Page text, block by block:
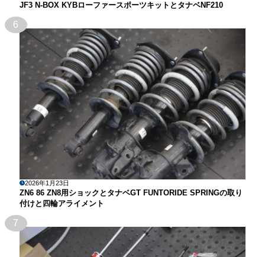
JF3 N-BOX KYBローファースポーツキットとタナベNF210
6
2026年1月23日
ZN6 86 ZN8用ショックとタナベGT FUNTORIDE SPRINGの取り
付けと四輪アライメント
7